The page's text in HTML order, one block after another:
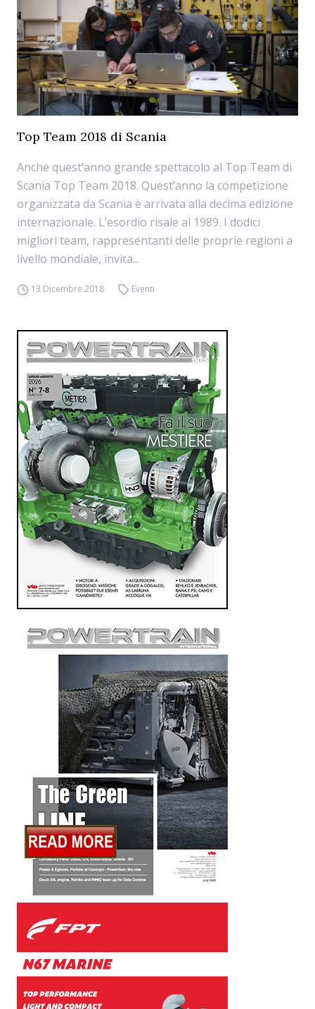
Top Team 2018 di Scania
Anche quest’anno grande spettacolo al Top Team di
Scania Top Team 2018. Quest’anno la competizione
organizzata da Scania è arrivata alla decima edizione
internazionale. L’esordio risale al 1989. I dodici
migliori team, rappresentanti delle proprie regioni a
livello mondiale, invita...
13 Dicembre 2018 Eventi